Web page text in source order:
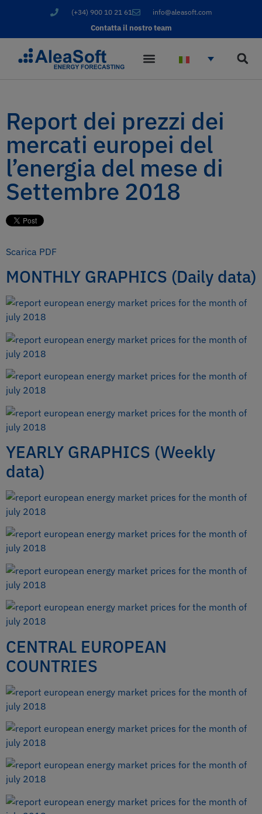
(+34) 900 10 21 61 info@aleasoft.com
Contatta il nostro team
Report dei prezzi dei
mercati europei del
l’energia del mese di
Settembre 2018
Scarica PDF
MONTHLY GRAPHICS (Daily data)
YEARLY GRAPHICS (Weekly
data)
CENTRAL EUROPEAN
COUNTRIES